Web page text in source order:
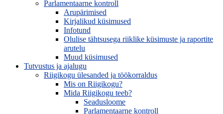
Parlamentaarne kontroll
Arupärimised
Kirjalikud küsimused
Infotund
Olulise tähtsusega riiklike küsimuste ja raportite
arutelu
Muud küsimused
Tutvustus ja ajalugu
Riigikogu ülesanded ja töökorraldus
Mis on Riigikogu?
Mida Riigikogu teeb?
Seadusloome
Parlamentaarne kontroll